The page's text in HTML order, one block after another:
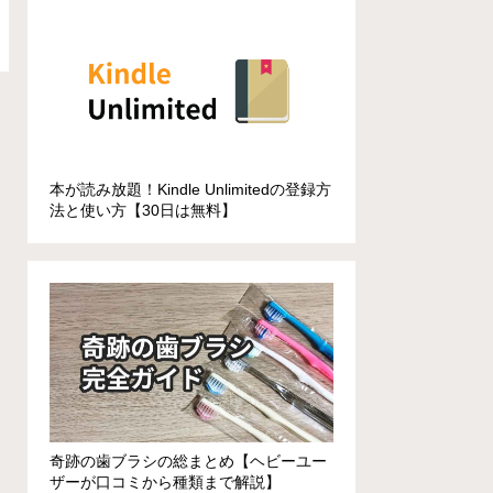
本が読み放題！Kindle Unlimitedの登録方
法と使い方【30日は無料】
奇跡の歯ブラシの総まとめ【ヘビーユー
ザーが口コミから種類まで解説】